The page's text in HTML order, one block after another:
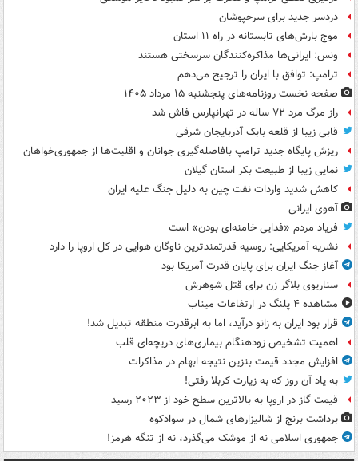
دردسر جدید برای سرخپوشان
موج بارش‌های تابستانه در راه ۱۱ استان
ونس: ایرانی‌ها مذاکره‌کنندگان سرسختی هستند
ترامپ: توافق با ایران را ترجیح می‌دهم
صفحه نخست روزنامه‌های پنجشنبه ۱۵ مرداد ۱۴۰۵
راز مرگ مرد ۷۲ ساله در تهرانپارس فاش شد
قابی زیبا از قلعه بابک آذربایجان شرقی
ریزش پایگاه جدید ترامپ بافاصله‌گیری جوانان و اقلیت‌ها از جمهوری‌خواهان
نمایی زیبا از طبیعت بکر استان گیلان
کاهش شدید واردات نفت چین به دلیل جنگ علیه ایران
آهوی ایرانی
فریاد مردم «فدایی خامنه‌ای بودن» است
نشریه آمریکایی: روسیه قدرتمندترین ناوگان هوایی در کل اروپا را دارد
آغاز جنگ ایران برای پایان قدرت آمریکا بود
سناریوی بلاگر زن برای قتل شوهرش
مشاهده ۴ پلنگ در ارتفاعات میناب
قرار بود ایران به زانو درآید، اما به ابرقدرت منطقه تبدیل شد!
اهمیت تشخیص زودهنگام بیماری‌های دریچه‌ای قلب
افزایش مجدد قیمت بنزین نتیجه ابهام در مذاکرات
به یاد آن روز که به زیارت کربلا رفتی!
قیمت گاز در اروپا به بالاترین سطح خود از ۲۰۲۳ رسید
برداشت برنج از شالیزارهای شمال در سوادکوه
جمهوری اسلامی نه از موشک می‌گذرد، نه از تنگه هرمز!